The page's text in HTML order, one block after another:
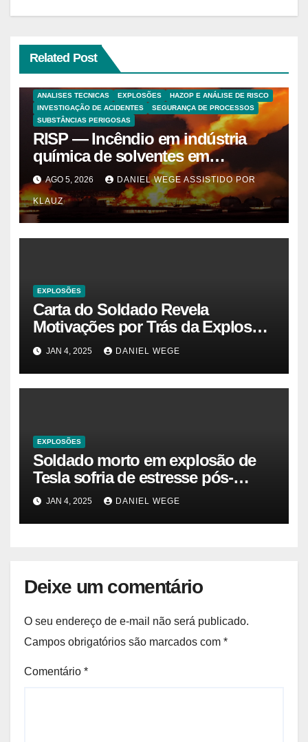
Related Post
ANALISES TECNICAS EXPLOSÕES
HAZOP E ANÁLISE DE RISCO
INVESTIGAÇÃO DE ACIDENTES
SEGURANÇA DE PROCESSOS
SUBSTÂNCIAS PERIGOSAS
RISP — Incêndio em indústria
química de solventes em
Itaquaquecetuba/SP
(UNIQUIMA/Quema)
AGO 5, 2026 DANIEL WEGE ASSISTIDO POR
KLAUZ
EXPLOSÕES
Carta do Soldado Revela
Motivações por Trás da Explosão
do Cybertruck em Las Vegas –
Gazeta Brasil
JAN 4, 2025 DANIEL WEGE
EXPLOSÕES
Soldado morto em explosão de
Tesla sofria de estresse pós-
traumático e temia ‘colapso’ dos
EUA
JAN 4, 2025 DANIEL WEGE
Deixe um comentário
O seu endereço de e-mail não será publicado.
Campos obrigatórios são marcados com *
Comentário *